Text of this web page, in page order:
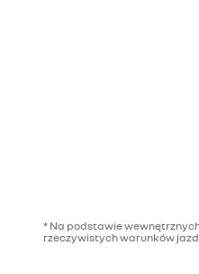
* Na podstawie
rzeczywistych warunków